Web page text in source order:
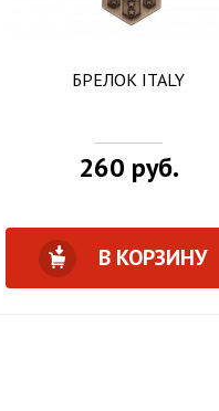
БРЕЛОК ITALY
260 руб.
В КОРЗИНУ